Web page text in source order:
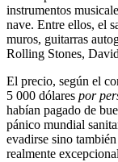
instrumentos
nave. Entre ellos, el
muros, guitarras
Rolling Stones,
El precio, según el
5 000 dólares por
habían pagado de
pánico mundial
evadirse sino
realmente